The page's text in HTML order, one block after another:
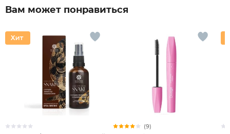
Вам может понравиться
(9)